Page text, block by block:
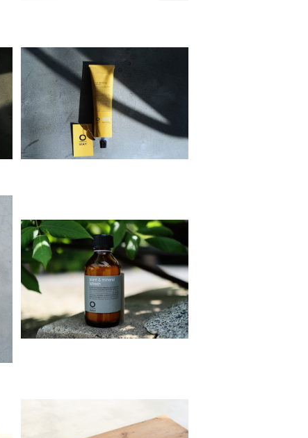
Organic Way curl priming
cream［カール・プライミング・
クリーム］
¥4,150
Organic Way Plant&miner
al refresh ［ドライシャンプー］
¥4,100